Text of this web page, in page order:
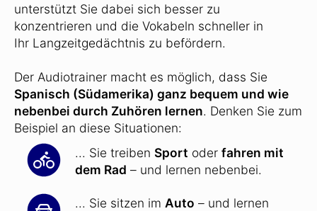
unterstützt Sie dabei sich besser zu
konzentrieren und die Vokabeln schneller in
Ihr Langzeitgedächtnis zu befördern.
Der Audiotrainer macht es möglich, dass Sie
Spanisch (Südamerika) ganz bequem und wie
nebenbei durch Zuhören lernen. Denken Sie zum
Beispiel an diese Situationen:
... Sie treiben Sport oder fahren mit
dem Rad – und lernen nebenbei.
... Sie sitzen im Auto – und lernen